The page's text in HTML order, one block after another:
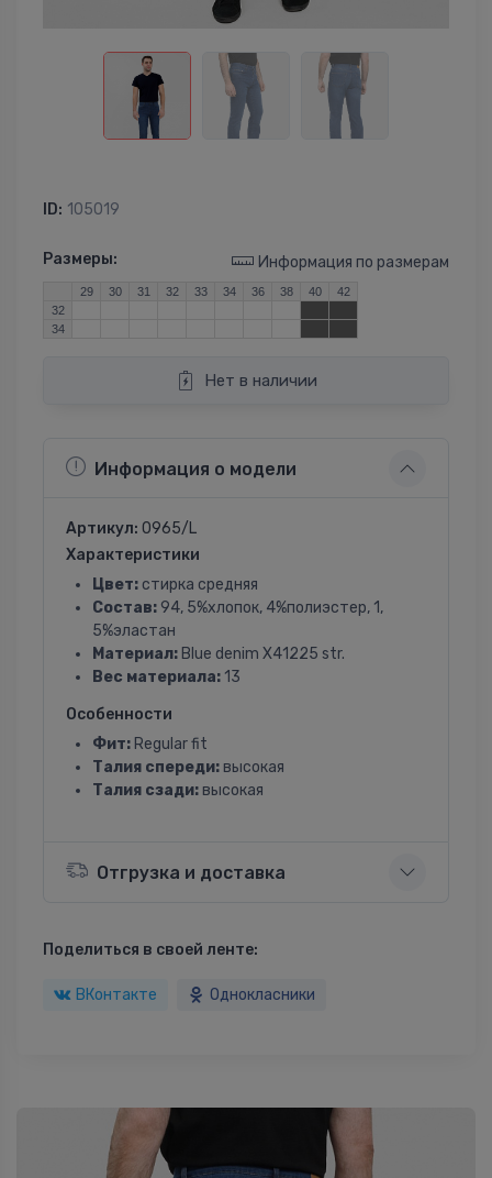
ID: 105019
Размеры: Информация по размерам
29 30 31 32 33 34 36 38 40
42
32
34
Нет в наличии
Информация о модели
Артикул: 0965/L
Характеристики
Цвет: стирка средняя
Состав: 94, 5%хлопок, 4%полиэстер, 1,
5%эластан
Материал: Blue denim X41225 str.
Вес материала: 13
Особенности
Фит: Regular fit
Талия спереди: высокая
Талия сзади: высокая
Отгрузка и доставка
Поделиться в своей ленте:
ВКонтакте Однокласники